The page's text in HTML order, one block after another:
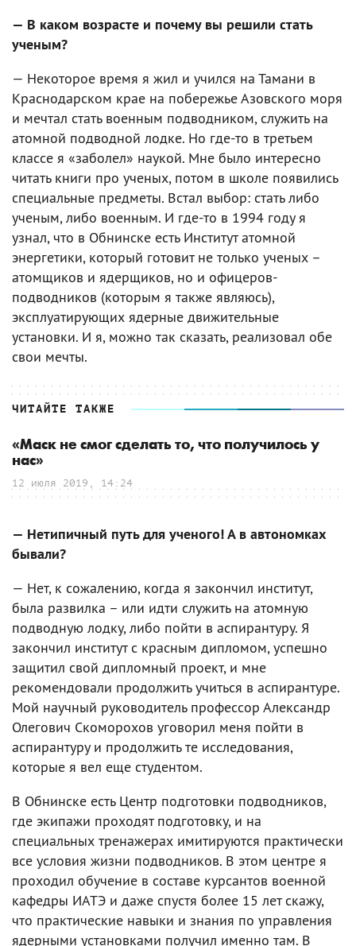
— В каком возрасте и почему вы решили стать
ученым?
— Некоторое время я жил и учился на Тамани в
Краснодарском крае на побережье Азовского моря
и мечтал стать военным подводником, служить на
атомной подводной лодке. Но где-то в третьем
классе я «заболел» наукой. Мне было интересно
читать книги про ученых, потом в школе появились
специальные предметы. Встал выбор: стать либо
ученым, либо военным. И где-то в 1994 году я
узнал, что в Обнинске есть Институт атомной
энергетики, который готовит не только ученых –
атомщиков и ядерщиков, но и офицеров-
подводников (которым я также являюсь),
эксплуатирующих ядерные движительные
установки. И я, можно так сказать, реализовал обе
свои мечты.
ЧИТАЙТЕ ТАКЖЕ
«Маск не смог сделать то, что получилось у
нас»
12 июля 2019, 14:24
— Нетипичный путь для ученого! А в автономках
бывали?
— Нет, к сожалению, когда я закончил институт,
была развилка – или идти служить на атомную
подводную лодку, либо пойти в аспирантуру. Я
закончил институт с красным дипломом, успешно
защитил свой дипломный проект, и мне
рекомендовали продолжить учиться в аспирантуре.
Мой научный руководитель профессор Александр
Олегович Скоморохов уговорил меня пойти в
аспирантуру и продолжить те исследования,
которые я вел еще студентом.
В Обнинске есть Центр подготовки подводников,
где экипажи проходят подготовку, и на
специальных тренажерах имитируются практически
все условия жизни подводников. В этом центре я
проходил обучение в составе курсантов военной
кафедры ИАТЭ и даже спустя более 15 лет скажу,
что практические навыки и знания по управления
ядерными установками получил именно там. В